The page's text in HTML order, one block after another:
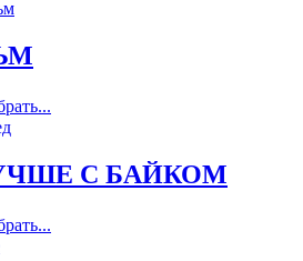
С БАЙКОМ